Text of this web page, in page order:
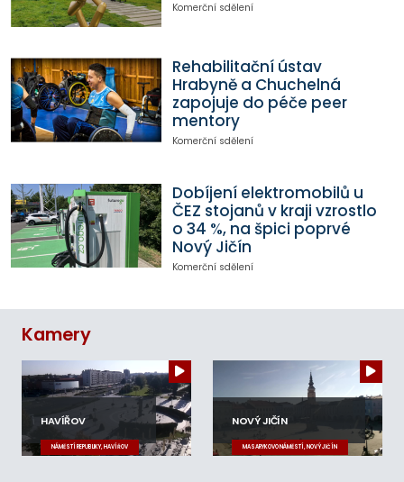
Komerční sdělení
Rehabilitační ústav
Hrabyně a Chuchelná
zapojuje do péče peer
mentory
Komerční sdělení
Dobíjení elektromobilů u
ČEZ stojanů v kraji vzrostlo
o 34 %, na špici poprvé
Nový Jičín
Komerční sdělení
Kamery
HAVÍŘOV
NÁMĚSTÍ REPUBLIKY, HAVÍŘOV
NOVÝ JIČÍN
MASARYKOVO NÁMĚSTÍ, NOVÝ JIČÍN